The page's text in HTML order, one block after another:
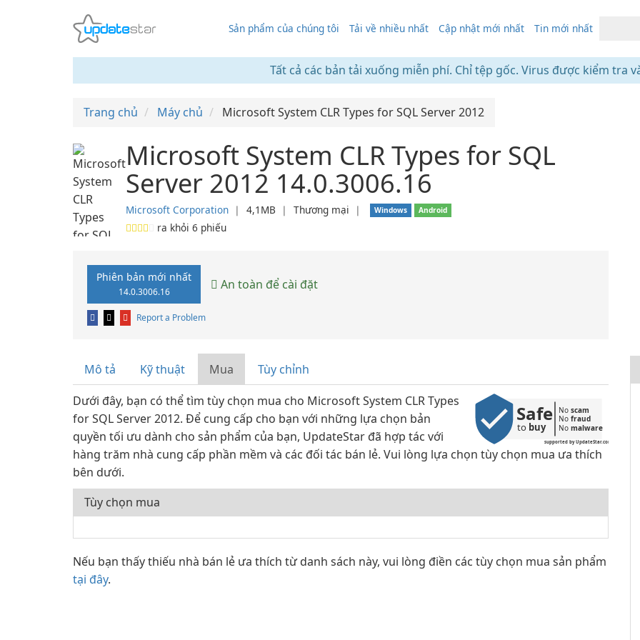
Sản phẩm của chúng tôi Tải về nhiều nhất Cập nhật mới nhất Tin mới nhất
Tất cả các bản tải xuống miễn phí. Chỉ tệp gốc. Virus được kiểm tra
Trang chủ Máy chủ Microsoft System CLR Types for SQL Server 2012
Microsoft System CLR Types for SQL
Server 2012 14.0.3006.16
Microsoft Corporation ❘ 4,1MB ❘ Thương mại ❘ Windows Android
ra khỏi 6 phiếu
Phiên bản mới nhất
14.0.3006.16 An toàn để cài đặt
Report a Problem
Mô tả Kỹ thuật Mua Tùy chỉnh
supported by UpdateStar.com
Safe
to buy
No scam
No fraud
No malware
Dưới đây, bạn có thể tìm tùy chọn mua cho Microsoft System CLR Types
for SQL Server 2012. Để cung cấp cho bạn với những lựa chọn bản
quyền tối ưu dành cho sản phẩm của bạn, UpdateStar đã hợp tác với
hàng trăm nhà cung cấp phần mềm và các đối tác bán lẻ. Vui lòng lựa chọn tùy chọn mua ưa thích
bên dưới.
Tùy chọn mua
Nếu bạn thấy thiếu nhà bán lẻ ưa thích từ danh sách này, vui lòng điền các tùy chọn mua sản phẩm
tại đây.